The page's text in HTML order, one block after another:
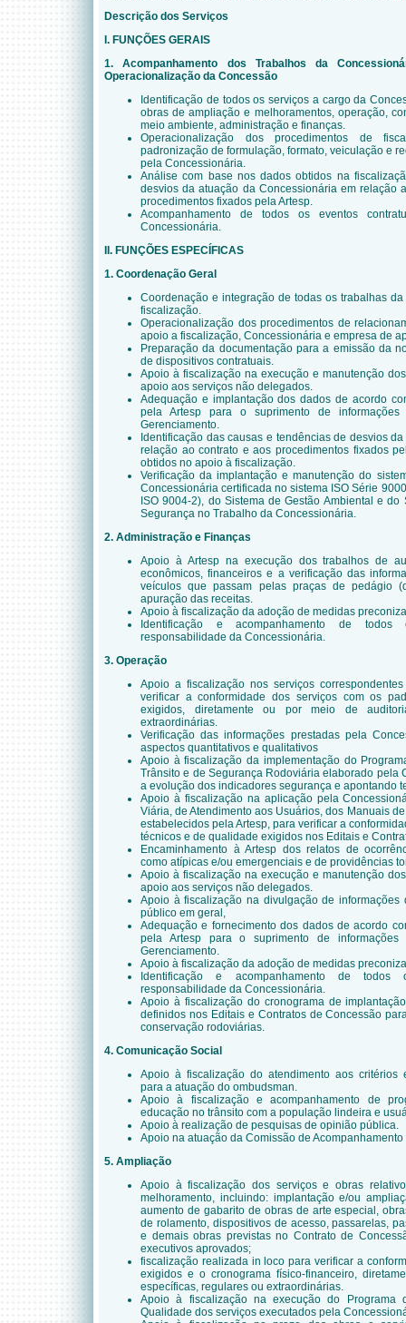
Descrição dos Serviços
I. FUNÇÕES GERAIS
1. Acompanhamento dos Trabalhos da
Operacionalização da Concessão
Identificação de todos os serviços a cargo da
obras de ampliação e melhoramentos, operação,
meio ambiente, administração e finanças.
Operacionalização dos procedimentos de
padronização de formulação, formato, veiculação e
pela Concessionária.
Análise com base nos dados obtidos na
desvios da atuação da Concessionária em relação
procedimentos fixados pela Artesp.
Acompanhamento de todos os eventos
Concessionária.
II. FUNÇÕES ESPECÍFICAS
1. Coordenação Geral
Coordenação e integração de todas os trabalhas
fiscalização.
Operacionalização dos procedimentos de
apoio a fiscalização, Concessionária e empresa de
Preparação da documentação para a emissão da
de dispositivos contratuais.
Apoio à fiscalização na execução e manutenção
apoio aos serviços não delegados.
Adequação e implantação dos dados de acordo
pela Artesp para o suprimento de
Gerenciamento.
Identificação das causas e tendências de desvios
relação ao contrato e aos procedimentos fixados
obtidos no apoio à fiscalização.
Verificação da implantação e manutenção do
Concessionária certificada no sistema ISO Série
ISO 9004-2), do Sistema de Gestão Ambiental e
Segurança no Trabalho da Concessionária.
2. Administração e Finanças
Apoio à Artesp na execução dos trabalhos de
econômicos, financeiros e a verificação das
veículos que passam pelas praças de pedágio
apuração das receitas.
Apoio à fiscalização da adoção de medidas
Identificação e acompanhamento de
responsabilidade da Concessionária.
3. Operação
Apoio a fiscalização nos serviços
verificar a conformidade dos serviços com os
exigidos, diretamente ou por meio de
extraordinárias.
Verificação das informações prestadas pela
aspectos quantitativos e qualitativos
Apoio à fiscalização da implementação do
Trânsito e de Segurança Rodoviária elaborado pela
a evolução dos indicadores segurança e apontando
Apoio à fiscalização na aplicação pela
Viária, de Atendimento aos Usuários, dos Manuais
estabelecidos pela Artesp, para verificar a
técnicos e de qualidade exigidos nos Editais e
Encaminhamento à Artesp dos relatos de
como atípicas e/ou emergenciais e de providências
Apoio à fiscalização na execução e manutenção
apoio aos serviços não delegados.
Apoio à fiscalização na divulgação de
público em geral,
Adequação e fornecimento dos dados de acordo
pela Artesp para o suprimento de informações
Gerenciamento.
Apoio à fiscalização da adoção de medidas
Identificação e acompanhamento de todos
responsabilidade da Concessionária.
Apoio à fiscalização do cronograma de
definidos nos Editais e Contratos de Concessão
conservação rodoviárias.
4. Comunicação Social
Apoio à fiscalização do atendimento aos critérios
para a atuação do ombudsman.
Apoio à fiscalização e acompanhamento de
educação no trânsito com a população lindeira e
Apoio à realização de pesquisas de opinião pública.
Apoio na atuação da Comissão de
5. Ampliação
Apoio à fiscalização dos serviços e obras
melhoramento, incluindo: implantação e/ou
aumento de gabarito de obras de arte especial,
de rolamento, dispositivos de acesso, passarelas,
e demais obras previstas no Contrato de
executivos aprovados;
fiscalização realizada in loco para verificar a
exigidos e o cronograma físico-financeiro,
específicas, regulares ou extraordinárias.
Apoio à fiscalização na execução do Programa
Qualidade dos serviços executados pela